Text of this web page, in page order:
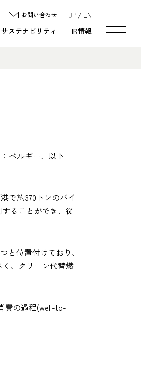
サステナビリティ IR情報
お問い合わせ JP EN
ベルギー、以下
で約370トンのバイ
ることができ、従
と位置付けており、
、クリーン代替燃
費の過程(well-to-